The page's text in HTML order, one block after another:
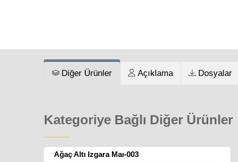
Diğer Ürünler Açıklama Dosyalar
Kategoriye Bağlı Diğer Ürünler
Ağaç Altı Izgara Maı-003